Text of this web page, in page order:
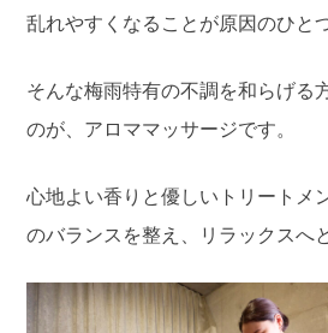
乱れやすくなることが原因のひと
そんな梅雨特有の不調を和らげる
のが、アロママッサージです。
心地よい香りと優しいトリートメ
のバランスを整え、リラックスへ